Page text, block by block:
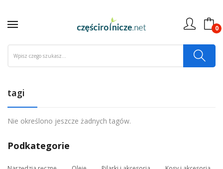
0
tagi
Nie określono jeszcze żadnych tagów.
Podkategorie